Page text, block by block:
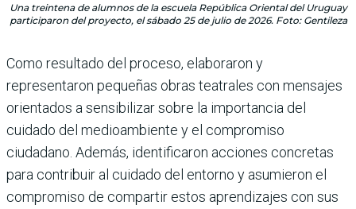
Una treintena de alumnos de la escuela República Oriental del Uruguay
participaron del proyecto, el sábado 25 de julio de 2026. Foto: Gentileza
Como resultado del proceso, elaboraron y
representaron pequeñas obras teatrales con mensajes
orientados a sensibilizar sobre la importancia del
cuidado del medioambiente y el compromiso
ciudadano. Además, identificaron acciones concretas
para contribuir al cuidado del entorno y asumieron el
compromiso de compartir estos aprendizajes con sus